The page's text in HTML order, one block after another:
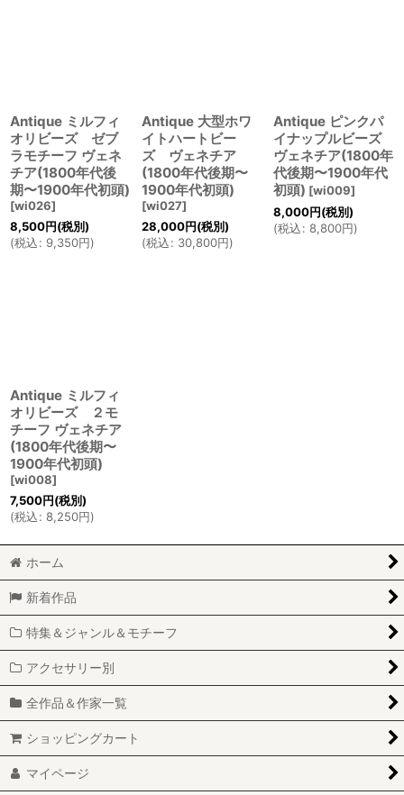
Antique ミルフィ
オリビーズ ゼブ
ラモチーフ ヴェネ
チア(1800年代後
期〜1900年代初頭)
[wi026]
8,500円(税別)
(税込: 9,350円)
Antique 大型ホワ
イトハートビー
ズ ヴェネチア
(1800年代後期〜
1900年代初頭)
[wi027]
28,000円(税別)
(税込: 30,800円)
Antique ピンクパ
イナップルビーズ
ヴェネチア(1800年
代後期〜1900年代
初頭) [wi009]
8,000円(税別)
(税込: 8,800円)
Antique ミルフィ
オリビーズ ２モ
チーフ ヴェネチア
(1800年代後期〜
1900年代初頭)
[wi008]
7,500円(税別)
(税込: 8,250円)
ホーム
新着作品
特集＆ジャンル＆モチーフ
アクセサリー別
全作品＆作家一覧
ショッピングカート
マイページ